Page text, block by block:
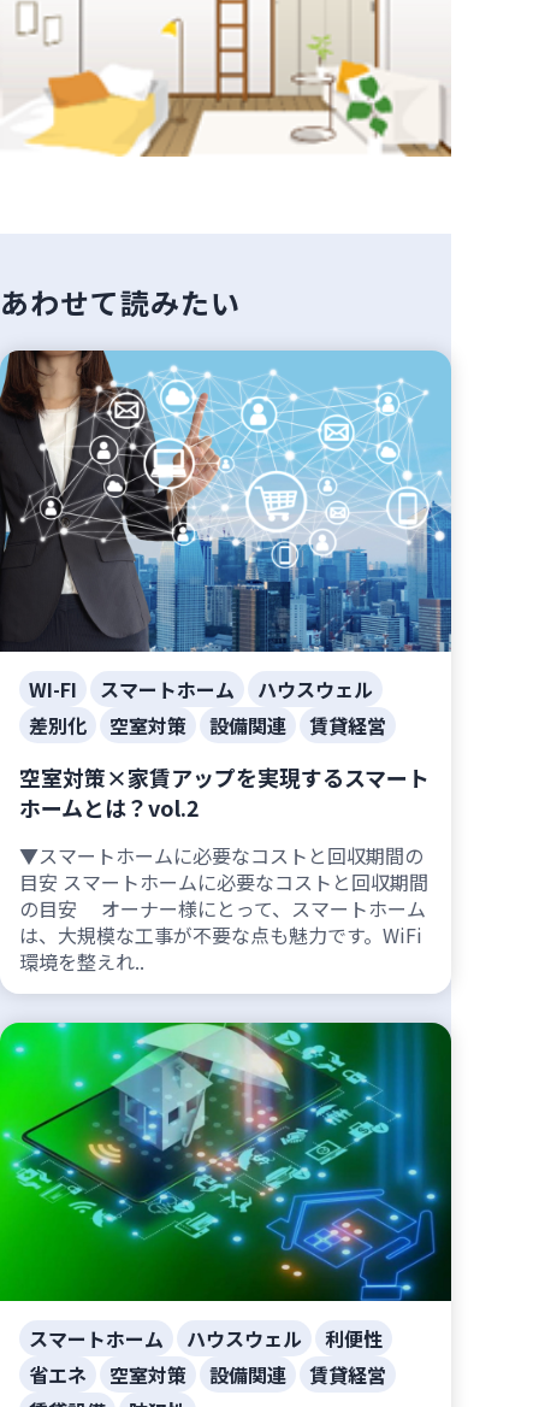
あわせて読みたい
WI-FI スマートホーム
ハウスウェル
差別化
空室対策 設備関連 賃貸経営
空室対策×家賃アップを実現するスマート
ホームとは？vol.2
▼スマートホームに必要なコストと回収期間の
目安 スマートホームに必要なコストと回収期間
の目安 オーナー様にとって、スマートホーム
は、大規模な工事が不要な点も魅力です。WiFi
環境を整えれ..
スマートホーム ハウスウェル
利便性
省エネ
空室対策 設備関連
賃貸経営